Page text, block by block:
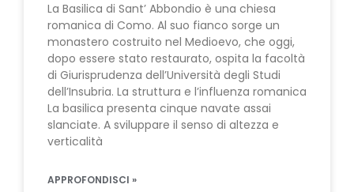
La Basilica di Sant’ Abbondio è una chiesa
romanica di Como. Al suo fianco sorge un
monastero costruito nel Medioevo, che oggi,
dopo essere stato restaurato, ospita la facoltà
di Giurisprudenza dell’Università degli Studi
dell’Insubria. La struttura e l’influenza romanica
La basilica presenta cinque navate assai
slanciate. A sviluppare il senso di altezza e
verticalità
APPROFONDISCI »